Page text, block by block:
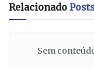
Relacionado
Sem